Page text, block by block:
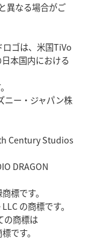
の基礎築く
ノーマルへ」が最終
た自分のホーム」
異なる場合がご
ロゴは、米国TiVo
本国内における
ニー・ジャパン株
Century Studios
DRAGON
標です。
の商標です。
の商標は
です。